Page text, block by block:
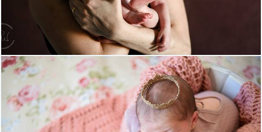
1021 17